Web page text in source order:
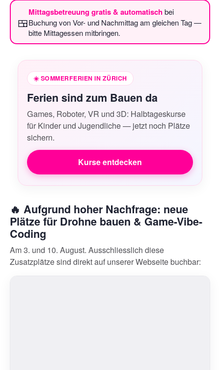
🍱
Mittagsbetreuung gratis & automatischbei
Buchung von Vor- und Nachmittag am gleichen Tag —
bitte Mittagessen mitbringen.
☀️SOMMERFERIEN IN ZÜRICH
Ferien sind zum Bauen da
Games, Roboter, VR und 3D: Halbtageskurse
für Kinder und Jugendliche — jetzt noch Plätze
sichern.
Kurse entdecken
🔥 Aufgrund hoher Nachfrage: neue
Plätze für Drohne bauen & Game-Vibe-
Coding
Am 3. und 10. August. Ausschliesslich diese
Zusatzplätze sind direkt auf unserer Webseite buchbar: